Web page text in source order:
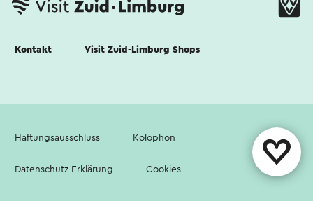
Kontakt Visit Zuid-Limburg Shops
Haftungsausschluss Kolophon
Datenschutz Erklärung Cookies